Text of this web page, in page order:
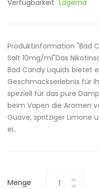
Verfügbarkeit Lagernd
Produktinformation "Bad
Salt 10mg/ml"Das
Bad Candy Liquids bietet
Geschmackserlebnis für
speziell für das pure
beim Vapen die Aromen
Guave, spritziger Limone
ei..
Menge